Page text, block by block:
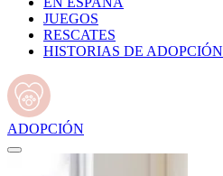
JUEGOS
RESCATES
HISTORIAS DE ADOPCIÓN
ADOPCIÓN